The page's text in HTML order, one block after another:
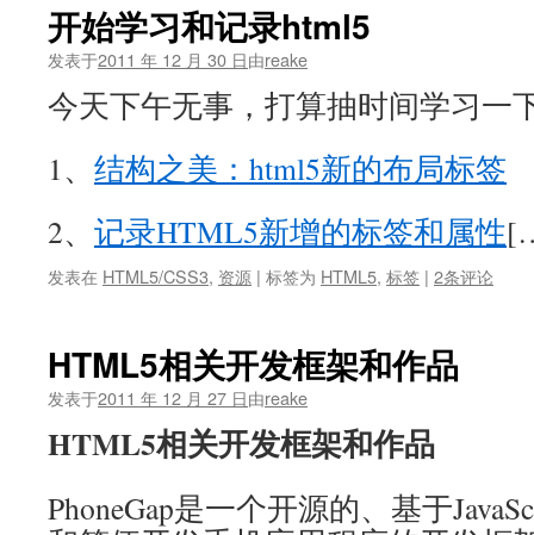
开始学习和记录html5
发表于2011 年 12 月 30 日由reake
今天下午无事，打算抽时间学习一
1、 结构之美：html5新的布局标签
2、 记录HTML5新增的标签和属性
发表在 HTML5/CSS3, 资源 | 标签为 HTML5, 标签 | 2条评论
HTML5相关开发框架和作品
发表于2011 年 12 月 27 日由reake
HTML5相关开发框架和作品
PhoneGap是一个开源的、基于